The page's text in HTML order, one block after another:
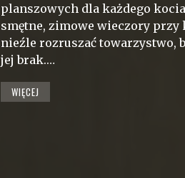
planszowych dla każdego
smętne, zimowe wieczory
nieźle rozruszać towarzystwo,
jej brak.…
WIĘCEJ